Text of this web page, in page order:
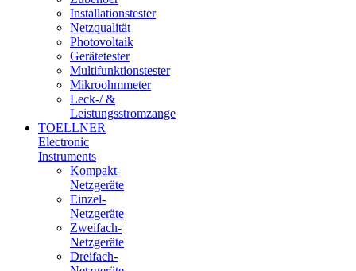
Installationstester
Netzqualität
Photovoltaik
Gerätetester
Multifunktionstester
Mikroohmmeter
Leck-/ &
Leistungsstromzange
TOELLNER
Electronic
Instruments
Kompakt-
Netzgeräte
Einzel-
Netzgeräte
Zweifach-
Netzgeräte
Dreifach-